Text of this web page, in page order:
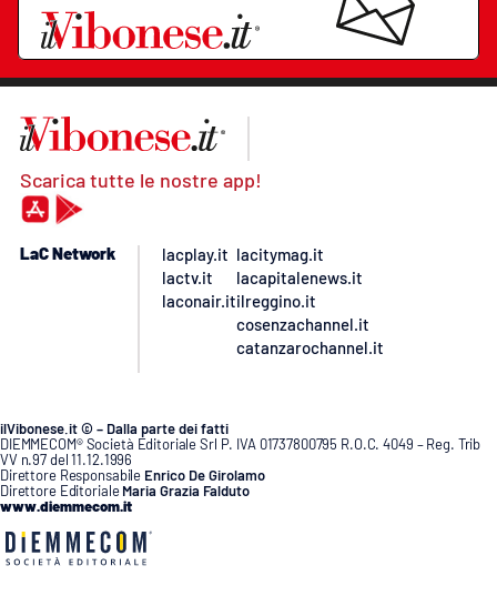
Scarica tutte le nostre app!
LaC Network
lacplay.it
lactv.it
laconair.it
lacitymag.it
lacapitalenews.it
ilreggino.it
cosenzachannel.it
catanzarochannel.it
ilVibonese.it © – Dalla parte dei fatti
DIEMMECOM® Società Editoriale Srl P. IVA 01737800795 R.O.C. 4049 – Reg. Trib
VV n.97 del 11.12.1996
Direttore Responsabile Enrico De Girolamo
Direttore Editoriale Maria Grazia Falduto
www.diemmecom.it